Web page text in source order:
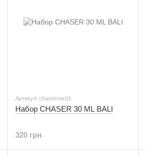
Артикул: chasermix01
Набор CHASER 30 ML BALI
320 грн